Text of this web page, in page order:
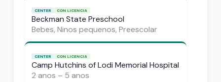
CENTER CON LICENCIA
Beckman State Preschool
Bebes, Ninos pequenos, Preescolar
CENTER CON LICENCIA
Camp Hutchins of Lodi Memorial Hospital
2 anos – 5 anos